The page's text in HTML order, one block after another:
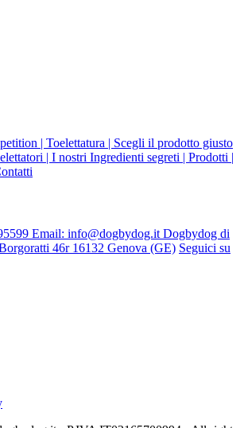
| Toelettatura | Scegli il prodotto giusto
| I nostri Ingredienti segreti | Prodotti |
Email: info@dogbydog.it Dogbydog di
46r 16132 Genova (GE) Seguici su